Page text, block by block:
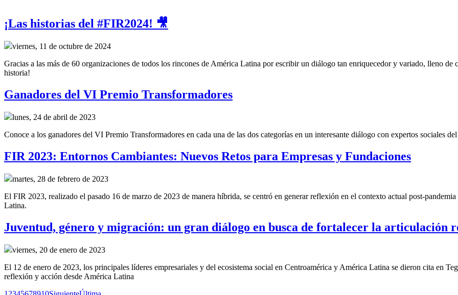
¡Las historias del #FIR2024! 🎥
viernes, 11 de octubre de 2024
Gracias a las más de 60 organizaciones de todos los rincones de América Latina por escribir un diálogo tan enriquecedor y variado, lleno de
historia!
Ganadores del VI Premio Transformadores
lunes, 24 de abril de 2023
Conoce a los ganadores del VI Premio Transformadores en cada una de las dos categorías en un interesante diálogo con expertos sociales
FIR 2023: Entornos Cambiantes: Nuevos Retos para Empresas y Fundaciones
martes, 28 de febrero de 2023
El FIR 2023, realizado el pasado 16 de marzo de 2023 de manera híbrida, se centró en generar reflexión en el contexto actual post-
Latina.
Juventud, género y migración: un gran diálogo en busca de fortalecer la articulación
viernes, 20 de enero de 2023
El 12 de enero de 2023, los principales líderes empresariales y del ecosistema social en Centroamérica y América Latina se dieron cita en
reflexión y acción desde América Latina